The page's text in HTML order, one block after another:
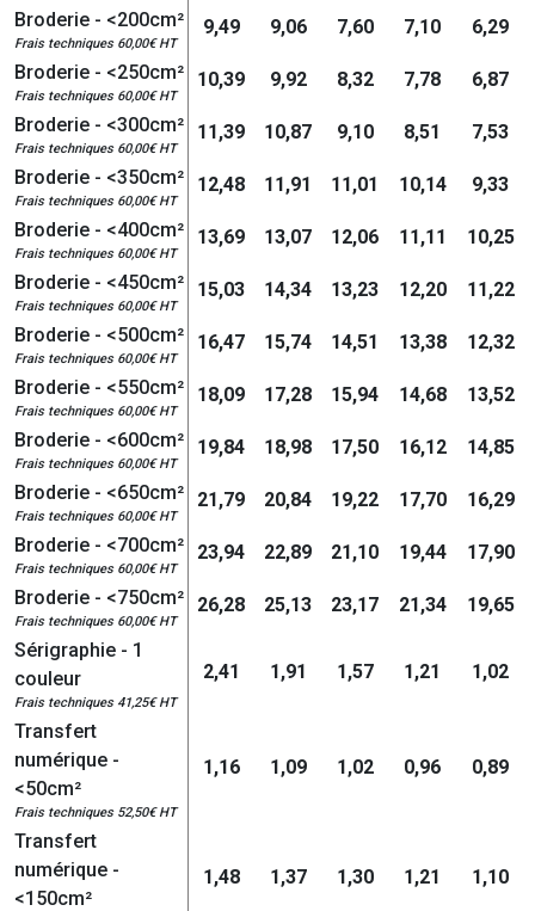
Broderie - <200cm²
Frais techniques 60,00€ HT
9,49 9,06 7,60 7,10
6,29
Broderie - <250cm²
Frais techniques 60,00€ HT
10,39 9,92 8,32 7,78
6,87
Broderie - <300cm²
Frais techniques 60,00€ HT
11,39 10,87 9,10 8,51
7,53
Broderie - <350cm²
Frais techniques 60,00€ HT
12,48 11,91 11,01 10,14
9,33
Broderie - <400cm²
Frais techniques 60,00€ HT
13,69 13,07 12,06 11,11
10,25
Broderie - <450cm²
Frais techniques 60,00€ HT
15,03 14,34 13,23 12,20
11,22
Broderie - <500cm²
Frais techniques 60,00€ HT
16,47 15,74 14,51 13,38
12,32
Broderie - <550cm²
Frais techniques 60,00€ HT
18,09 17,28 15,94 14,68
13,52
Broderie - <600cm²
Frais techniques 60,00€ HT
19,84 18,98 17,50 16,12
14,85
Broderie - <650cm²
Frais techniques 60,00€ HT
21,79 20,84 19,22 17,70
16,29
Broderie - <700cm²
Frais techniques 60,00€ HT
23,94 22,89 21,10 19,44
17,90
Broderie - <750cm²
Frais techniques 60,00€ HT
26,28 25,13 23,17 21,34
19,65
Sérigraphie - 1
couleur
Frais techniques 41,25€ HT
2,41 1,91 1,57 1,21 1,02
Transfert
numérique -
<50cm²
Frais techniques 52,50€ HT
1,16 1,09 1,02 0,96 0,89
Transfert
numérique -
<150cm²
1,48 1,37 1,30 1,21 1,10